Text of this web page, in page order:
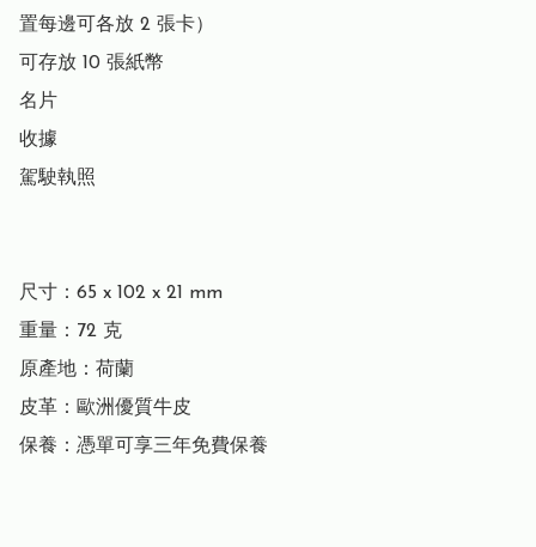
置每邊可各放 2 張卡）
可存放 10 張紙幣
名片
收據
駕駛執照
尺寸：65 x 102 x 21 mm
重量：72 克
原產地：荷蘭
皮革：歐洲優質牛皮
保養：憑單可享三年免費保養